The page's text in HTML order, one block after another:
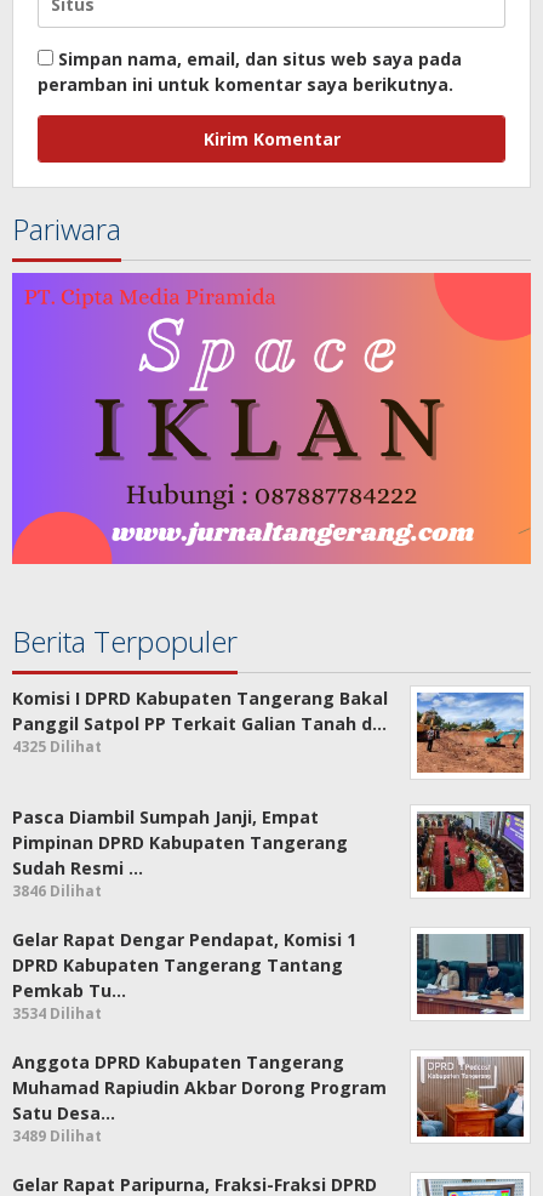
Simpan nama, email, dan situs web saya pada
peramban ini untuk komentar saya berikutnya.
Pariwara
Berita Terpopuler
Komisi I DPRD Kabupaten Tangerang Bakal
Panggil Satpol PP Terkait Galian Tanah d…
4325 Dilihat
Pasca Diambil Sumpah Janji, Empat
Pimpinan DPRD Kabupaten Tangerang
Sudah Resmi …
3846 Dilihat
Gelar Rapat Dengar Pendapat, Komisi 1
DPRD Kabupaten Tangerang Tantang
Pemkab Tu…
3534 Dilihat
Anggota DPRD Kabupaten Tangerang
Muhamad Rapiudin Akbar Dorong Program
Satu Desa…
3489 Dilihat
Gelar Rapat Paripurna, Fraksi-Fraksi DPRD